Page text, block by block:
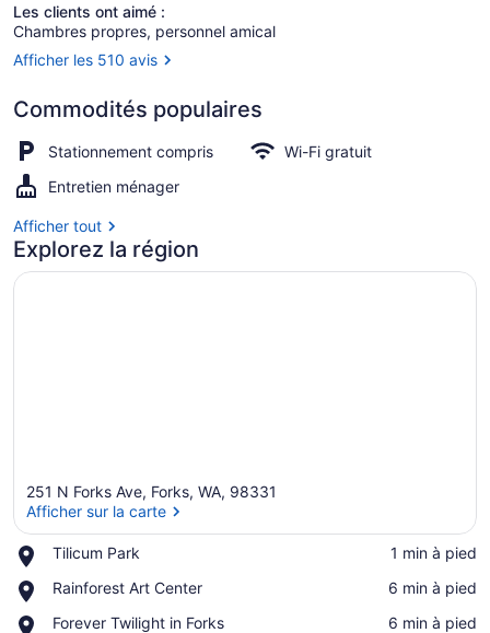
Les clients ont aimé :
Chambres propres, personnel amical
Afficher les 510 avis
Commodités populaires
Stationnement compris
Wi-Fi gratuit
Entretien ménager
Afficher tout
Explorez la région
251 N Forks Ave, Forks, WA, 98331
Afficher sur la carte
Tilicum Park
Place,
Park
‪1 min à pied‬
Rainforest Art Center
Place,
Art
‪6 min à pied‬
Forever Twilight in Forks
Place,
‪6 min à pied‬